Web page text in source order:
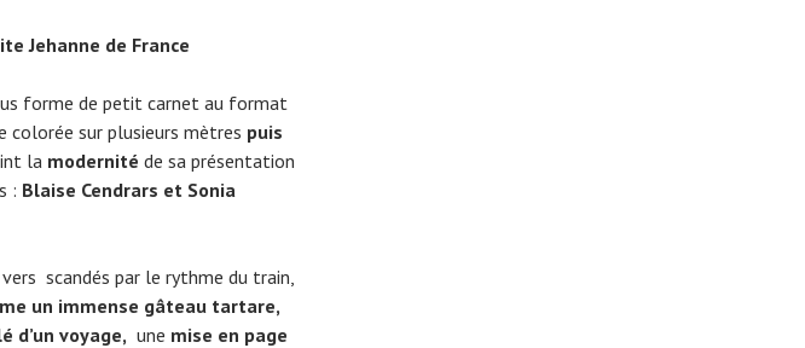
Jehanne de France
forme de petit carnet au format
colorée sur plusieurs mètres puis
la modernité de sa présentation
: Blaise Cendrars et Sonia
scandés par le rythme du train,
un immense gâteau tartare,
d’un voyage, une mise en page